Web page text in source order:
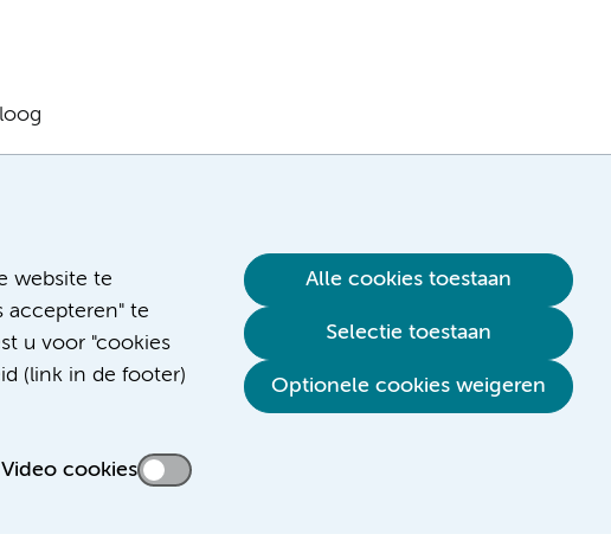
website te
accepteren" te
u voor "cookies
(link in de footer)
Video cookies
Alle cookies toestaan
Selectie toestaan
Optionele cookies weigeren